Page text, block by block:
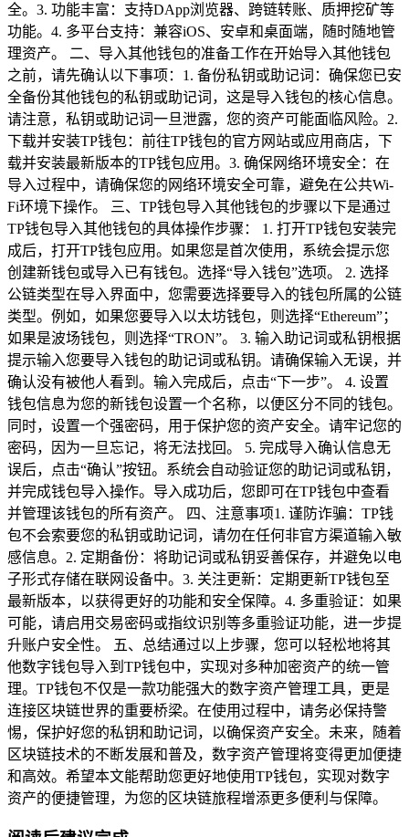
全。3. 功能丰富：支持DApp浏览器、跨链转账、质押挖矿等
功能。4. 多平台支持：兼容iOS、安卓和桌面端，随时随地管
理资产。 二、导入其他钱包的准备工作在开始导入其他钱包
之前，请先确认以下事项：1. 备份私钥或助记词：确保您已安
全备份其他钱包的私钥或助记词，这是导入钱包的核心信息。
请注意，私钥或助记词一旦泄露，您的资产可能面临风险。2.
下载并安装TP钱包：前往TP钱包的官方网站或应用商店，下
载并安装最新版本的TP钱包应用。3. 确保网络环境安全：在
导入过程中，请确保您的网络环境安全可靠，避免在公共Wi-
Fi环境下操作。 三、TP钱包导入其他钱包的步骤以下是通过
TP钱包导入其他钱包的具体操作步骤： 1. 打开TP钱包安装完
成后，打开TP钱包应用。如果您是首次使用，系统会提示您
创建新钱包或导入已有钱包。选择“导入钱包”选项。 2. 选择
公链类型在导入界面中，您需要选择要导入的钱包所属的公链
类型。例如，如果您要导入以太坊钱包，则选择“Ethereum”；
如果是波场钱包，则选择“TRON”。 3. 输入助记词或私钥根据
提示输入您要导入钱包的助记词或私钥。请确保输入无误，并
确认没有被他人看到。输入完成后，点击“下一步”。 4. 设置
钱包信息为您的新钱包设置一个名称，以便区分不同的钱包。
同时，设置一个强密码，用于保护您的资产安全。请牢记您的
密码，因为一旦忘记，将无法找回。 5. 完成导入确认信息无
误后，点击“确认”按钮。系统会自动验证您的助记词或私钥，
并完成钱包导入操作。导入成功后，您即可在TP钱包中查看
并管理该钱包的所有资产。 四、注意事项1. 谨防诈骗：TP钱
包不会索要您的私钥或助记词，请勿在任何非官方渠道输入敏
感信息。2. 定期备份：将助记词或私钥妥善保存，并避免以电
子形式存储在联网设备中。3. 关注更新：定期更新TP钱包至
最新版本，以获得更好的功能和安全保障。4. 多重验证：如果
可能，请启用交易密码或指纹识别等多重验证功能，进一步提
升账户安全性。 五、总结通过以上步骤，您可以轻松地将其
他数字钱包导入到TP钱包中，实现对多种加密资产的统一管
理。TP钱包不仅是一款功能强大的数字资产管理工具，更是
连接区块链世界的重要桥梁。在使用过程中，请务必保持警
惕，保护好您的私钥和助记词，以确保资产安全。未来，随着
区块链技术的不断发展和普及，数字资产管理将变得更加便捷
和高效。希望本文能帮助您更好地使用TP钱包，实现对数字
资产的便捷管理，为您的区块链旅程增添更多便利与保障。